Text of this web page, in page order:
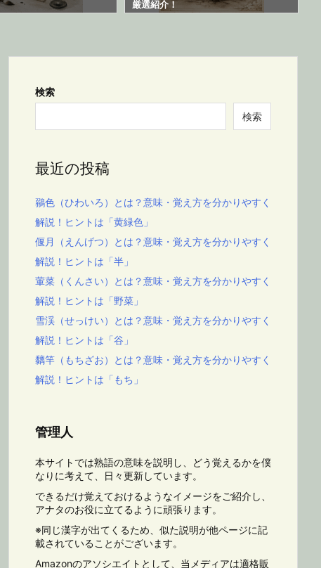
厳選紹介！
検索
検索
最近の投稿
鶸色（ひわいろ）とは？意味・覚え方を分かりやすく
解説！ヒントは「黄緑色」
偃月（えんげつ）とは？意味・覚え方を分かりやすく
解説！ヒントは「半」
葷菜（くんさい）とは？意味・覚え方を分かりやすく
解説！ヒントは「野菜」
雪渓（せっけい）とは？意味・覚え方を分かりやすく
解説！ヒントは「谷」
黐竿（もちざお）とは？意味・覚え方を分かりやすく
解説！ヒントは「もち」
管理人
本サイトでは熟語の意味を説明し、どう覚えるかを僕
なりに考えて、日々更新しています。
できるだけ覚えておけるようなイメージをご紹介し、
アナタのお役に立てるように頑張ります。
※同じ漢字が出てくるため、似た説明が他ページに記
載されていることがございます。
Amazonのアソシエイトとして、当メディアは適格販